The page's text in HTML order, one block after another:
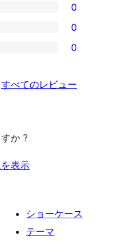
0
0
0
すべてのレビュー
か ?
表示
ショーケース
テーマ